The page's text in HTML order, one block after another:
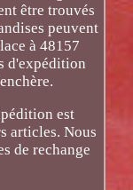
être trouvés
peuvent
à 48157
d'expédition
est
articles. Nous
de rechange